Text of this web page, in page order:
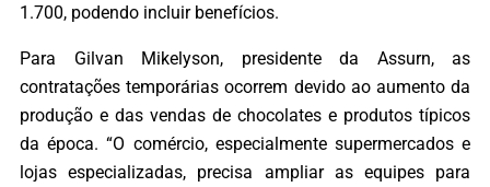
1.700, podendo incluir benefícios.
Para Gilvan Mikelyson, presidente da Assurn, as
contratações temporárias ocorrem devido ao aumento da
produção e das vendas de chocolates e produtos típicos
da época. “O comércio, especialmente supermercados e
lojas especializadas, precisa ampliar as equipes para